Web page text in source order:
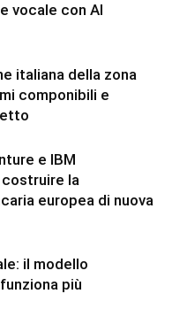
vocale con AI
italiana della zona
componibili e
e IBM
la
europea di nuova
il modello
più